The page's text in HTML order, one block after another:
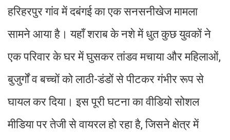
हरिहरपुर गांव में दबंगई का एक सनसनीखेज मामला
सामने आया है। यहाँ शराब के नशे में धुत कुछ युवकों ने
एक परिवार के घर में घुसकर तांडव मचाया और महिलाओं,
बुजुर्गों व बच्चों को लाठी-डंडों से पीटकर गंभीर रूप से
घायल कर दिया। इस पूरी घटना का वीडियो सोशल
मीडिया पर तेजी से वायरल हो रहा है, जिसने क्षेत्र में